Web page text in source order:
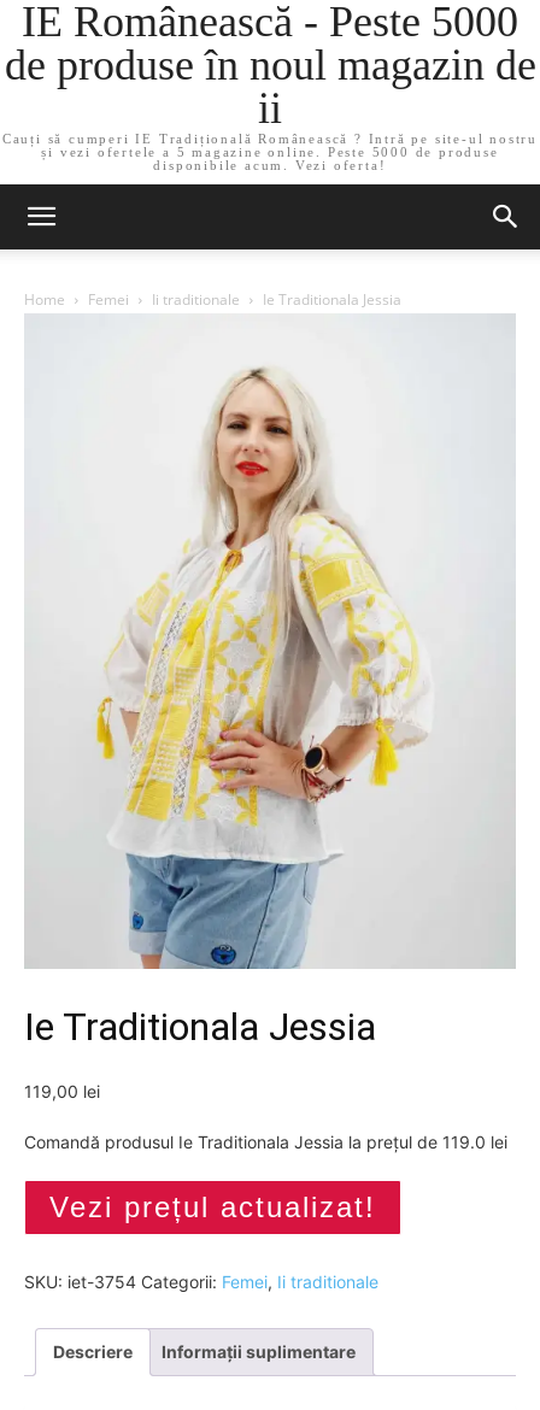
IE Românească - Peste 5000
de produse în noul magazin de
ii
Cauți să cumperi IE Tradițională Românească ? Intră pe site-ul nostru
și vezi ofertele a 5 magazine online. Peste 5000 de produse
disponibile acum. Vezi oferta!
Home Femei Ii traditionale Ie Traditionala Jessia
Ie Traditionala Jessia
119,00 lei
Comandă produsul Ie Traditionala Jessia la prețul de 119.0 lei
Vezi prețul actualizat!
SKU: iet-3754 Categorii: Femei, Ii traditionale
Descriere Informații suplimentare